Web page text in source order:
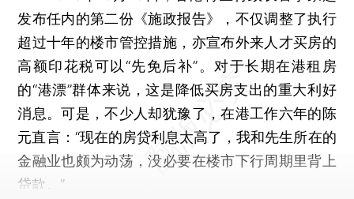
发布任内的第二份《施政报告》，不仅调整了执行
超过十年的楼市管控措施，亦宣布外来人才买房的
高额印花税可以“先免后补”。对于长期在港租房
的“港漂”群体来说，这是降低买房支出的重大利好
消息。可是，不少人却犹豫了，在港工作六年的陈
元直言：“现在的房贷利息太高了，我和先生所在的
金融业也颇为动荡，没必要在楼市下行周期里背上
贷款。”